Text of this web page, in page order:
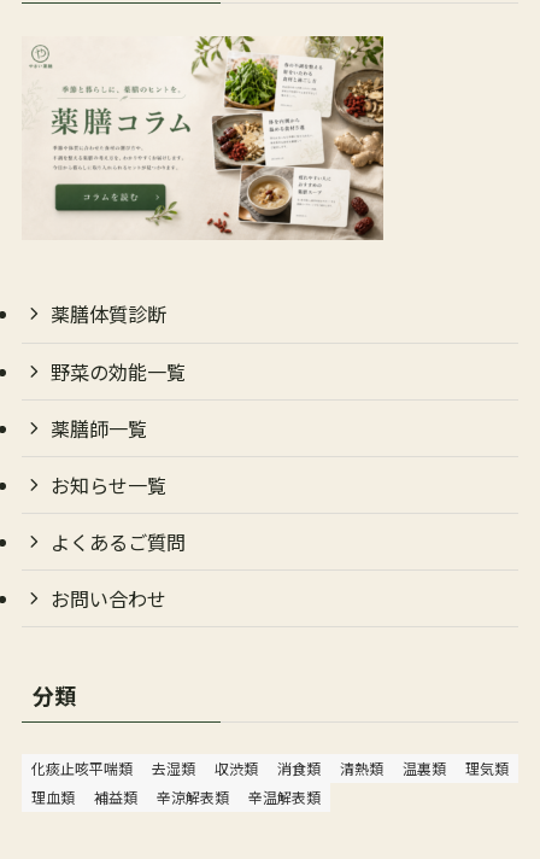
薬膳体質診断
野菜の効能一覧
薬膳師一覧
お知らせ一覧
よくあるご質問
お問い合わせ
分類
化痰止咳平喘類 去湿類 収渋類 消食類 清熱類 温裏類
理気類
理血類
補益類 辛涼解表類 辛温解表類